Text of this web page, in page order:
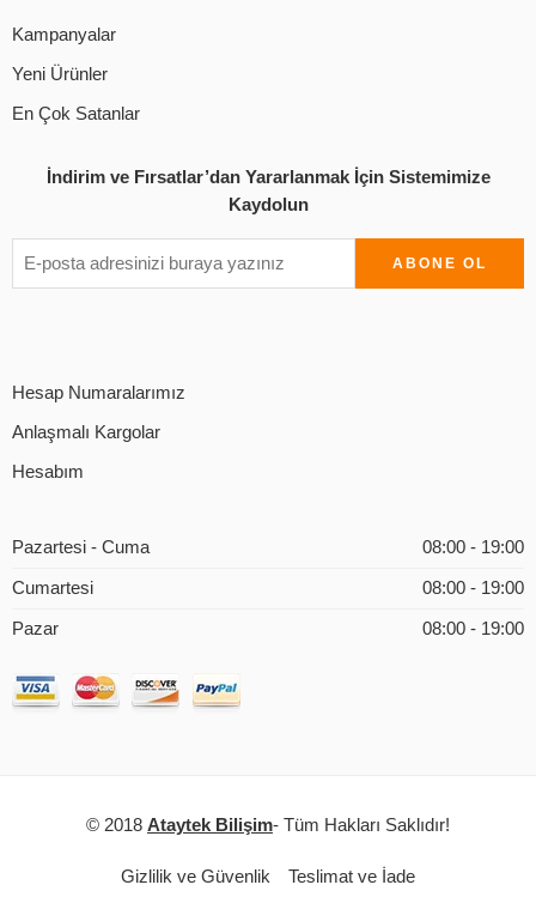
Kampanyalar
Yeni Ürünler
En Çok Satanlar
İndirim ve Fırsatlar’dan Yararlanmak İçin Sistemimize
Kaydolun
Hesap Numaralarımız
Anlaşmalı Kargolar
Hesabım
Pazartesi - Cuma 08:00 - 19:00
Cumartesi 08:00 - 19:00
Pazar 08:00 - 19:00
© 2018 Ataytek Bilişim- Tüm Hakları Saklıdır!
Gizlilik ve Güvenlik Teslimat ve İade